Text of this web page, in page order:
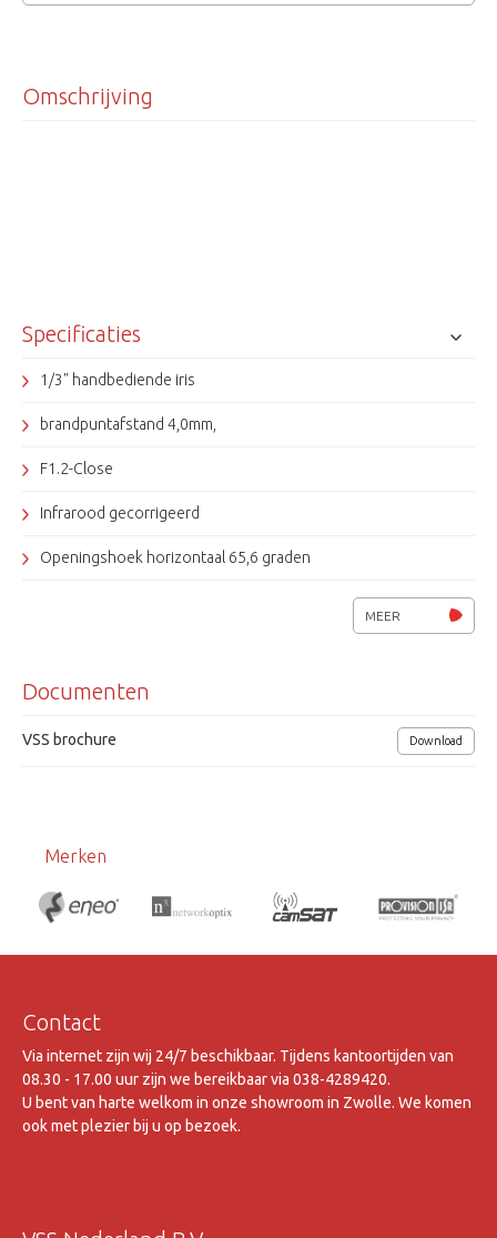
Omschrijving
Specificaties
1/3" handbediende iris
brandpuntafstand 4,0mm,
F1.2-Close
Infrarood gecorrigeerd
Openingshoek horizontaal 65,6 graden
Ook leverbaar met 2,2 / 2,8 / 6,0 / 8,0 mm brandpunt
MEER
Documenten
VSS brochure Download
Merken
Contact
Via internet zijn wij 24/7 beschikbaar. Tijdens kantoortijden van
08.30 - 17.00 uur zijn we bereikbaar via 038-4289420.
U bent van harte welkom in onze showroom in Zwolle. We komen
ook met plezier bij u op bezoek.